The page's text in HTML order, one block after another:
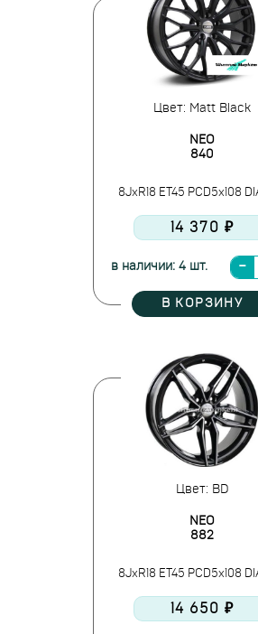
Цвет: Matt Black
NEO
840
8JxR18 ET45 PCD5x108
14 370 ₽
в наличии: 4 шт.
В КОРЗИНУ
Цвет: BD
NEO
882
8JxR18 ET45 PCD5x108
14 650 ₽